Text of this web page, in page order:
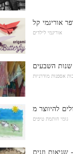
אוריגמי לילדים
אספנות מודרניות
גומי חותמת טיפים
שגיאות וזנים